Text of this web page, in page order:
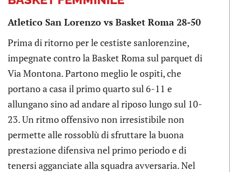
Atletico San Lorenzo vs Basket Roma 28-50
Prima di ritorno per le cestiste sanlorenzine,
impegnate contro la Basket Roma sul parquet di
Via Montona. Partono meglio le ospiti, che
portano a casa il primo quarto sul 6-11 e
allungano sino ad andare al riposo lungo sul 10-
23. Un ritmo offensivo non irresistibile non
permette alle rossoblù di sfruttare la buona
prestazione difensiva nel primo periodo e di
tenersi agganciate alla squadra avversaria. Nel